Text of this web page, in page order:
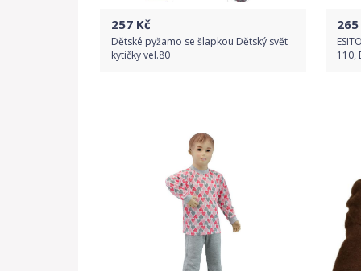
257 Kč
Dětské pyžamo se šlapkou Dětský svět
kytičky vel.80
Detail produktu
265
110,